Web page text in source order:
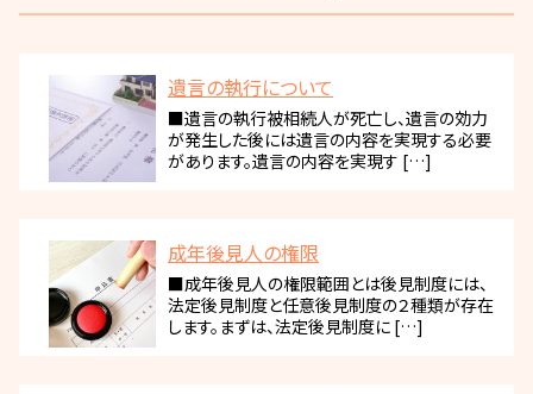
遺言の執行について
■遺言の執行被相続人が死亡し、遺言の効力
が発生した後には遺言の内容を実現する必要
があります。遺言の内容を実現す […]
成年後見人の権限
■成年後見人の権限範囲とは後見制度には、
法定後見制度と任意後見制度の２種類が存在
します。まずは、法定後見制度に […]